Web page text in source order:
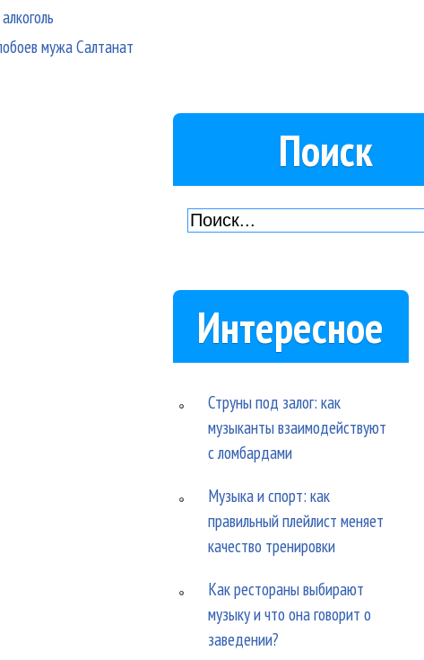
мужа Салтанат
Поиск
Интересное
Струны под залог: как
музыканты взаимодействуют
с ломбардами
Музыка и спорт: как
правильный плейлист меняет
качество тренировки
Как рестораны выбирают
музыку и что она говорит о
заведении?